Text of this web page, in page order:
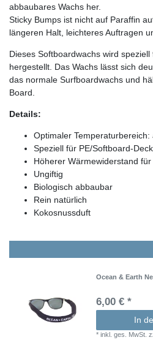
abbaubares Wachs her.
Sticky Bumps ist nicht auf Paraffin
längeren Halt, leichteres Auftragen
Dieses Softboardwachs wird
hergestellt. Das Wachs lässt sich
das normale Surfboardwachs und
Board.
Details:
Optimaler Temperaturbereich:
Speziell für PE/Softboard-
Höherer Wärmewiderstand
Ungiftig
Biologisch abbaubar
Rein natürlich
Kokosnussduft
Ocean & Earth
6,00 € *
In
*inkl. ges. MwSt.